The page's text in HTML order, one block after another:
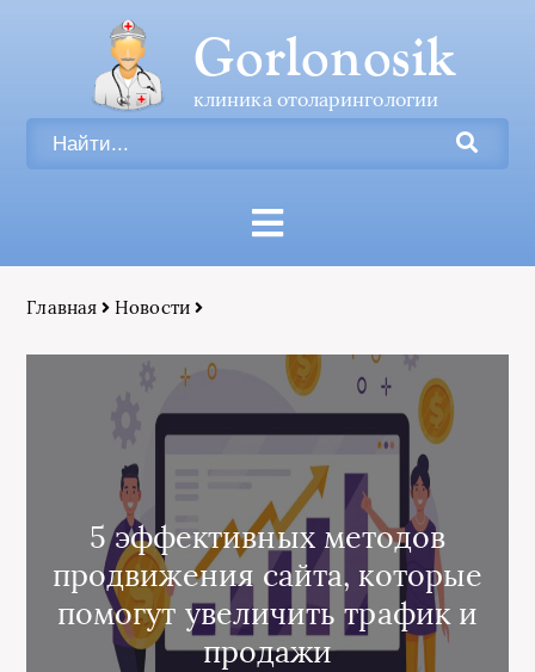
Gorlonosik
клиника отоларингологии
Главная Новости
5 эффективных методов
продвижения сайта, которые
помогут увеличить трафик и
продажи